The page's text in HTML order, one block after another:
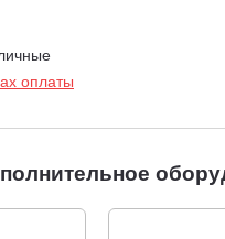
оплаты